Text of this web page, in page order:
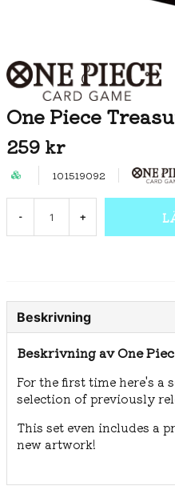
One Piece
259 kr
101519092
- +
Beskrivning
Beskrivning av One
For the first time here's a
selection of previously
This set even includes a
new artwork!